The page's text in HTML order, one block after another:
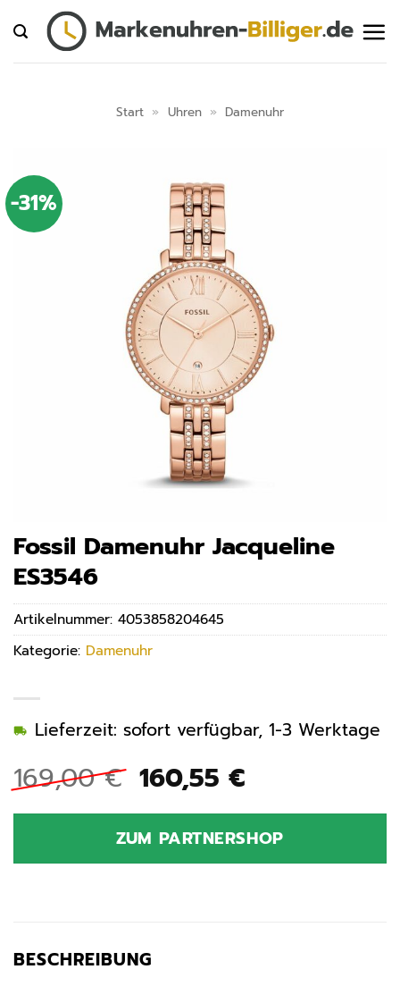
Inhalt
springen
Start » Uhren » Damenuhr
-31%
Fossil Damenuhr Jacqueline
ES3546
169,00€ Ursprünglicher
Preis
war:
169,00 €
160,55 €Aktueller
ist:
160,55 €.
Lieferzeit: sofort verfügbar, 1-3 Werktage
ZUM PARTNERSHOP
Artikelnummer: 4053858204645
Kategorie: Damenuhr
BESCHREIBUNG